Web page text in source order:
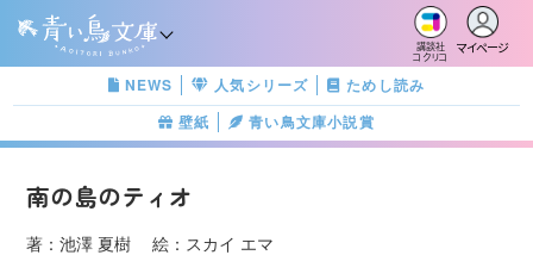
講談社
コクリコ
マイページ
NEWS 人気シリーズ
ためし読み
壁紙
青い鳥文庫小説賞
南の島のティオ
著：池澤 夏樹 絵：スカイ エマ